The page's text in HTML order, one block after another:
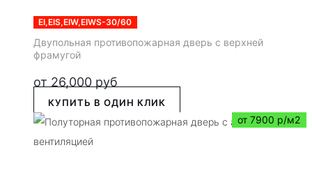
EI,EIS,EIW,EIWS-30/60
Двупольная противопожарная дверь с верхней
фрамугой
от 26,000 руб
КУПИТЬ В ОДИН КЛИК
от 7900 р/м2